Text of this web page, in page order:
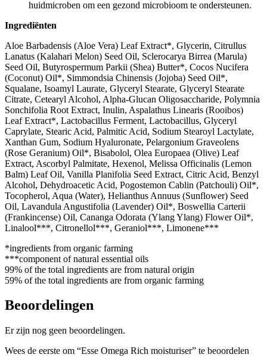
huidmicroben om een ​​gezond microbioom te ondersteunen.
Ingrediënten
Aloe Barbadensis (Aloe Vera) Leaf Extract*, Glycerin, Citrullus
Lanatus (Kalahari Melon) Seed Oil, Sclerocarya Birrea (Marula)
Seed Oil, Butyrospermum Parkii (Shea) Butter*, Cocos Nucifera
(Coconut) Oil*, Simmondsia Chinensis (Jojoba) Seed Oil*,
Squalane, Isoamyl Laurate, Glyceryl Stearate, Glyceryl Stearate
Citrate, Cetearyl Alcohol, Alpha-Glucan Oligosaccharide, Polymnia
Sonchifolia Root Extract, Inulin, Aspalathus Linearis (Rooibos)
Leaf Extract*, Lactobacillus Ferment, Lactobacillus, Glyceryl
Caprylate, Stearic Acid, Palmitic Acid, Sodium Stearoyl Lactylate,
Xanthan Gum, Sodium Hyaluronate, Pelargonium Graveolens
(Rose Geranium) Oil*, Bisabolol, Olea Europaea (Olive) Leaf
Extract, Ascorbyl Palmitate, Hexenol, Melissa Officinalis (Lemon
Balm) Leaf Oil, Vanilla Planifolia Seed Extract, Citric Acid, Benzyl
Alcohol, Dehydroacetic Acid, Pogostemon Cablin (Patchouli) Oil*,
Tocopherol, Aqua (Water), Helianthus Annuus (Sunflower) Seed
Oil, Lavandula Angustifolia (Lavender) Oil*, Boswellia Carterii
(Frankincense) Oil, Cananga Odorata (Ylang Ylang) Flower Oil*,
Linalool***, Citronellol***, Geraniol***, Limonene***
*ingredients from organic farming
***component of natural essential oils
99% of the total ingredients are from natural origin
59% of the total ingredients are from organic farming
Beoordelingen
Er zijn nog geen beoordelingen.
Wees de eerste om “Esse Omega Rich moisturiser” te beoordelen